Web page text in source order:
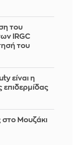
του
IRGC
του
είναι η
επιδερμίδας
στο Μουζάκι